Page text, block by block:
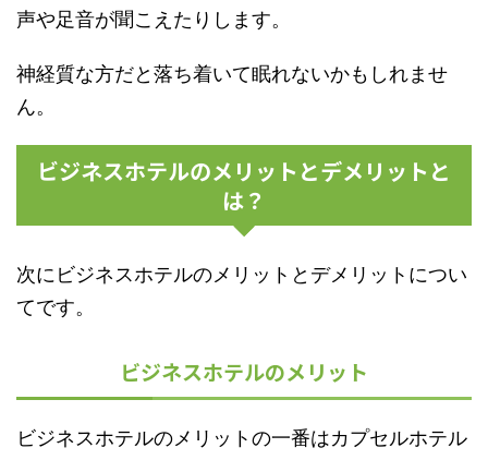
声や足音が聞こえたりします。
神経質な方だと落ち着いて眠れないかもしれませ
ん。
ビジネスホテルのメリットとデメリットと
は？
次にビジネスホテルのメリットとデメリットについ
てです。
ビジネスホテルのメリット
ビジネスホテルのメリットの一番はカプセルホテル